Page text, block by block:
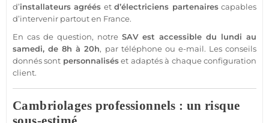
d’installateurs agréés etd’électriciens partenairescapables
d’intervenir partout en France.
En cas de question, notre SAV est accessible du lundi au
samedi, de 8h à 20h, par téléphone ou e-mail. Les conseils
donnés sont personnaliséset adaptés à chaque configuration
client.
Cambriolages professionnels : un risque